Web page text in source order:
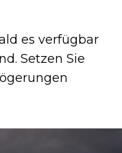
es verfügbar
Setzen Sie